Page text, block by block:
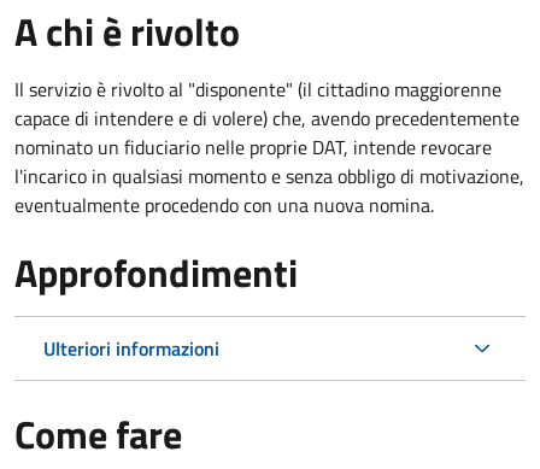
A chi è rivolto
Il servizio è rivolto al "disponente" (il cittadino maggiorenne
capace di intendere e di volere) che, avendo precedentemente
nominato un fiduciario nelle proprie DAT, intende revocare
l'incarico in qualsiasi momento e senza obbligo di motivazione,
eventualmente procedendo con una nuova nomina.
Approfondimenti
Ulteriori informazioni
Come fare